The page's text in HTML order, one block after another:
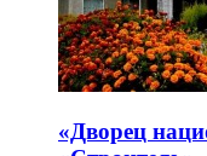
«Дворец